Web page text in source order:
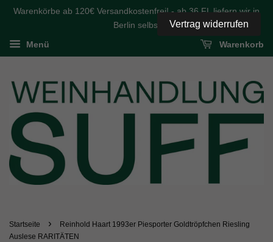
Warenkörbe ab 120€ Versandkostenfrei! - ab 36 FL liefern wir in
Berlin selbst
Menü Warenkorb
Startseite ›
Reinhold Haart 1993er Piesporter Goldtröpfchen Riesling
Auslese RARITÄTEN
Vertrag widerrufen